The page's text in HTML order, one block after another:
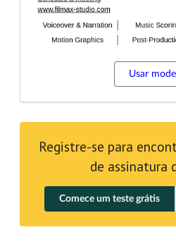
Usar
Registre-se para
de assinatura
Comece um teste grátis